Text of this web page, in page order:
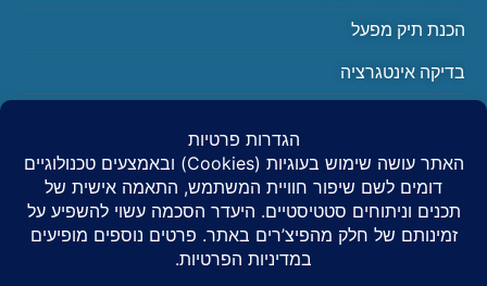
הכנת תיק מפעל
בדיקה אינטגרציה
יצירת קשר
0504408595
info@nsnp.co.il